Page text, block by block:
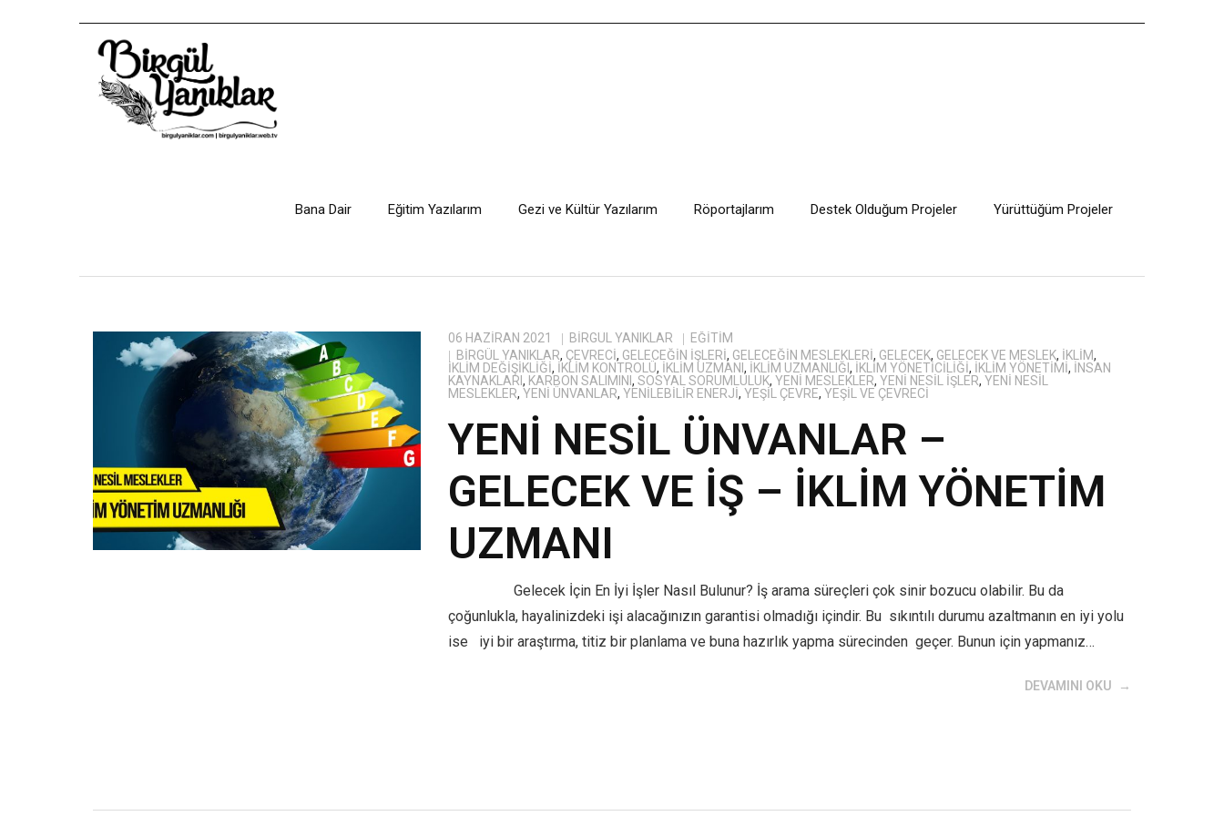
Bana Dair Eğitim Yazılarım Gezi ve Kültür Yazılarım Röportajlarım Destek Olduğum Projeler Yürüttüğüm Projeler
06 HAZIRAN 2021 BIRGÜL YANIKLAR
EĞITIM
BIRGÜL YANIKLAR, ÇEVRECI, GELECEĞIN IŞLERI, GELECEĞIN MESLEKLERI, GELECEK, GELECEK VE MESLEK, IKLIM,
IKLIM DEĞIŞIKLIĞI, IKLIM KONTROLÜ, IKLIM UZMANI , IKLIM UZMANLIĞI , IKLIM YÖNETICILIĞI, IKLIM YÖNETIMI, INSAN
KAYNAKLARI , KARBON SALIMINI , SOSYAL SORUMLULUK, YENI MESLEKLER, YENI NESIL IŞLER, YENI NESIL
MESLEKLER, YENI ÜNVANLAR, YENILEBILIR ENERJI, YEŞIL ÇEVRE, YEŞIL VE ÇEVRECI
YENİ NESİL ÜNVANLAR –
GELECEK VE İŞ – İKLİM YÖNETİM
UZMANI
Gelecek İçin En İyi İşler Nasıl Bulunur? İş arama süreçleri çok sinir bozucu olabilir. Bu da
çoğunlukla, hayalinizdeki işi alacağınızın garantisi olmadığı içindir. Bu sıkıntılı durumu azaltmanın en iyi yolu
ise iyi bir araştırma, titiz bir planlama ve buna hazırlık yapma sürecinden geçer. Bunun için yapmanız…
DEVAMINI OKU